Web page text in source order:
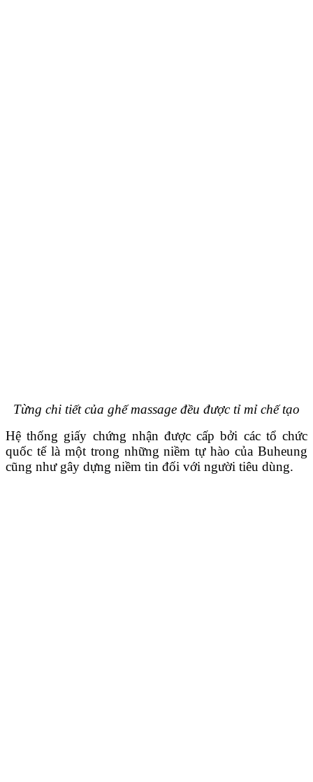
Từng chi tiết của ghế massage đều được tỉ mỉ chế tạo
Hệ thống giấy chứng nhận được cấp bởi các tổ chức
quốc tế là một trong những niềm tự hào của Buheung
cũng như gây dựng niềm tin đối với người tiêu dùng.